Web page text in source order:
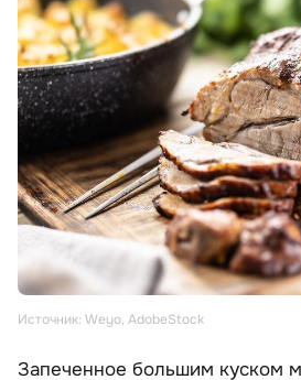
Источник: Weyo, AdobeStock
Запеченное большим куском